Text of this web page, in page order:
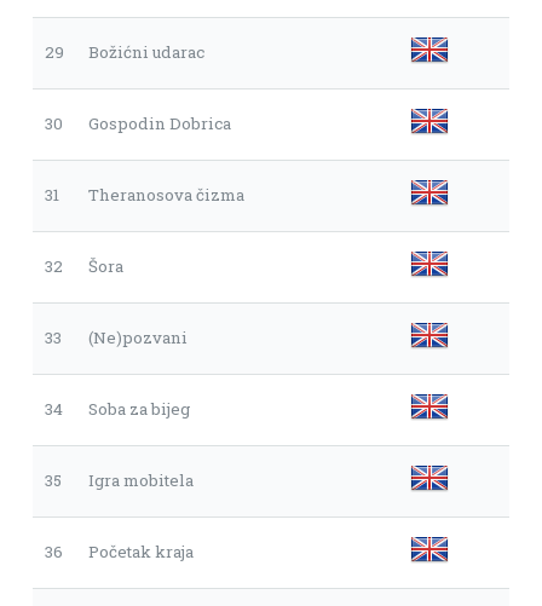
29 Božićni udarac
30 Gospodin Dobrica
31 Theranosova čizma
32 Šora
33 (Ne)pozvani
34 Soba za bijeg
35 Igra mobitela
36 Početak kraja